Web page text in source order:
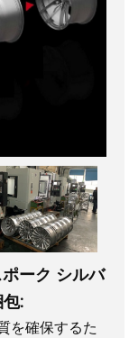
ーク シルバ
:
を確保するた